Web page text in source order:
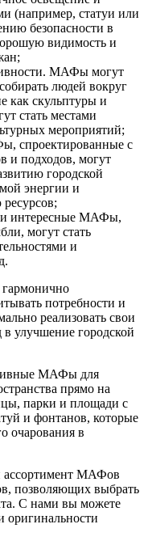
статуи или
безопасности в
видимость и
МАФы могут
людей вокруг
как скульптуры и
стать местами
мероприятий;
спроектированные с
и подходов, могут
городской
энергии и
и интересные МАФы,
могут стать
и
потребности и
реализовать свои
улучшение городской
МАФы для
прямо на
парки и площади с
и фонтанов, которые
очарования в
ассортимент МАФов
позволяющих выбрать
С нами вы можете
оригинальности